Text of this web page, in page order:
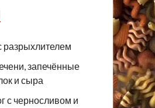
разрыхлителем
запечённые
и сыра
с черносливом и